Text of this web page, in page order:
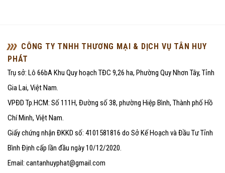
CÔNG TY TNHH THƯƠNG MẠI & DỊCH VỤ TÂN HUY
PHÁT
Trụ sở: Lô 66bA Khu Quy hoạch TĐC 9,26 ha, Phường Quy Nhơn Tây, Tỉnh
Gia Lai, Việt Nam.
VPĐD Tp.HCM: Số 111H, Đường số 38, phường Hiệp Bình, Thành phố Hồ
Chí Minh, Việt Nam.
Giấy chứng nhận ĐKKD số: 4101581816 do Sở Kế Hoạch và Đầu Tư Tỉnh
Bình Định cấp lần đầu ngày 10/12/2020.
Email: cantanhuyphat@gmail.com